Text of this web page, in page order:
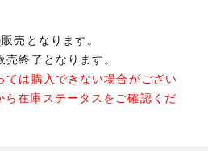
売となります。
終了となります。
ては購入できない場合がござい
ら在庫ステータスをご確認くだ